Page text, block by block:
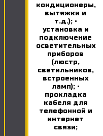
кондиционеры,
вытяжки и
т.д.); •
установка и
подключение
осветительных
приборов
(люстр,
светильников,
встроенных
ламп); •
прокладка
кабеля для
телефонной и
интернет
связи;